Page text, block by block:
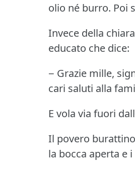
olio né burro. Poi
Invece della
educato che dice:
− Grazie mille,
cari saluti alla
E vola via fuori
Il povero
la bocca aperta e